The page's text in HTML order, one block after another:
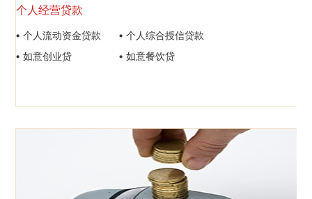
个人经营贷款
个人流动资金贷款
个人综合授信贷款
如意创业贷
如意餐饮贷